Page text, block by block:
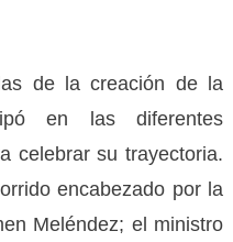
de la creación de la
en las diferentes
celebrar su trayectoria.
encabezado por la
Meléndez; el ministro